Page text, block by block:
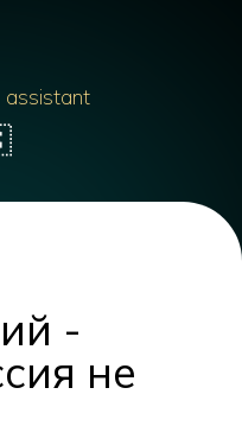
assistant
-
не